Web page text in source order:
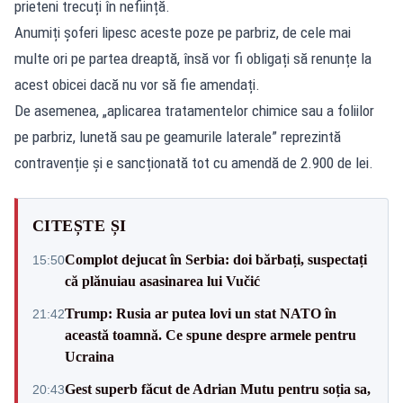
prieteni trecuți în neființă.
Anumiți șoferi lipesc aceste poze pe parbriz, de cele mai
multe ori pe partea dreaptă, însă vor fi obligați să renunțe la
acest obicei dacă nu vor să fie amendați.
De asemenea, „aplicarea tratamentelor chimice sau a foliilor
pe parbriz, lunetă sau pe geamurile laterale” reprezintă
contravenție și e sancționată tot cu amendă de 2.900 de lei.
CITEȘTE ȘI
15:50Complot dejucat în Serbia: doi bărbați, suspectați
că plănuiau asasinarea lui Vučić
21:42Trump: Rusia ar putea lovi un stat NATO în
această toamnă. Ce spune despre armele pentru
Ucraina
20:43Gest superb făcut de Adrian Mutu pentru soția sa,